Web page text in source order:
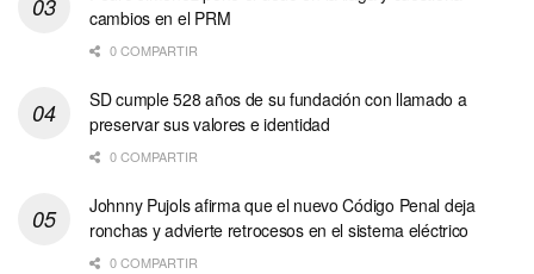
cambios en el PRM
0 COMPARTIR
SD cumple 528 años de su fundación con llamado a
preservar sus valores e identidad
0 COMPARTIR
Johnny Pujols afirma que el nuevo Código Penal deja
ronchas y advierte retrocesos en el sistema eléctrico
0 COMPARTIR